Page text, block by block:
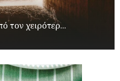
τον χειρότερ...